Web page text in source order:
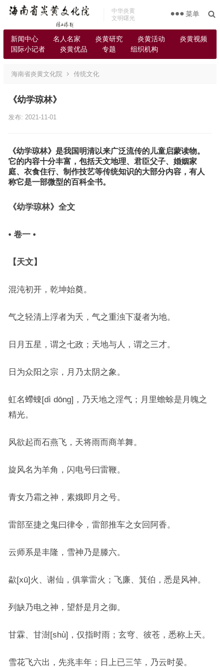
中华炎黄
文明曙光
新闻中心 名人名家 炎黄研究 炎黄活动
炎黄视频
国际小记者
炎黄优品 专题 组织机构
菜单
海南省炎黄文化院 传统文化
《幼学琼林》
发布: 2021-11-01
《幼学琼林》是我国明清以来广泛流传的儿童启蒙读物。
它的内容十分丰富，包括天文地理、君臣父子、婚姻家
庭、衣食住行、制作技艺等传统知识的大部分内容，有人
称它是一部微型的百科全书。
《幼学琼林》全文
• 卷一 •
【天文】
混沌初开，乾坤始奠。
气之轻清上浮者为夭，气之重浊下凝者为地。
日月五星，谓之七政；天地与人，谓之三才。
日为众阳之宗，月乃太阴之象。
虹名螮蝀[dì dōng]，乃天地之淫气；月里蟾蜍是月魄之
精光。
风欲起而石燕飞，天将雨而商羊舞。
旋风名为羊角，闪电号曰雷鞭。
青女乃霜之神，素娥即月之号。
雷部至捷之鬼曰律令，雷部推车之女回阿香。
云师系是丰隆，雪神乃是滕六。
歘[xū]火、谢仙，俱掌雷火；飞廉、箕伯，悉是风神。
列缺乃电之神，望舒是月之御。
甘霖、甘澍[shù]，仅指时雨；玄穹、彼苍，悉称上天。
雪花飞六出，先兆丰年；日上已三竿，乃云时晏。